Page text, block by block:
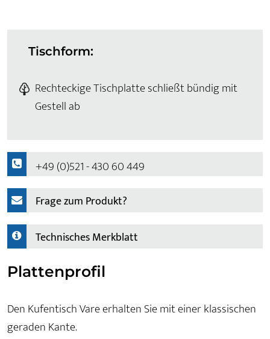
Tischform:
Rechteckige Tischplatte schließt bündig mit
Gestell ab
+49 (0)521 - 430 60 449
Frage zum Produkt?
Technisches Merkblatt
Plattenprofil
Den Kufentisch Vare erhalten Sie mit einer klassischen
geraden Kante.